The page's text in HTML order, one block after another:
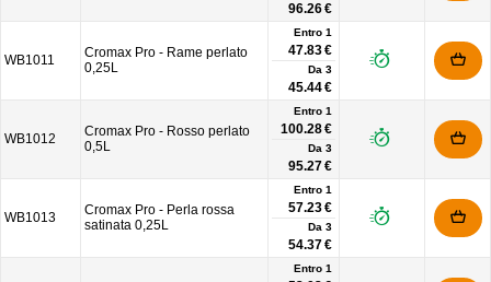
96.26 €
WB1011
Cromax Pro - Rame perlato
0,25L
Entro 1
47.83 €
Da 3
45.44 €
WB1012
Cromax Pro - Rosso perlato
0,5L
Entro 1
100.28 €
Da 3
95.27 €
WB1013
Cromax Pro - Perla rossa
satinata 0,25L
Entro 1
57.23 €
Da 3
54.37 €
Entro 1